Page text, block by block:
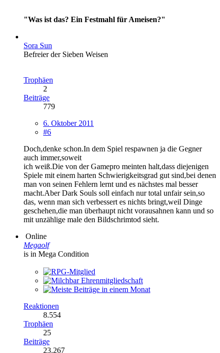
"Was ist das? Ein Festmahl für Ameisen?"
Sora Sun
Befreier der Sieben Weisen
Trophäen
2
Beiträge
779
6. Oktober 2011
#6
Doch,denke schon.In dem Spiel respawnen ja die Gegner
auch immer,soweit
ich weiß.Die von der Gamepro meinten halt,dass diejenigen
Spiele mit einem harten Schwierigkeitsgrad gut sind,bei denen
man von seinen Fehlern lernt und es nächstes mal besser
macht.Aber Dark Souls soll einfach nur total unfair sein,so
das, wenn man sich verbessert es nichts bringt,weil Dinge
geschehen,die man überhaupt nicht vorausahnen kann und so
mit unzählige male den Bildschrimtod sieht.
Online
Megaolf
is in Mega Condition
Reaktionen
8.554
Trophäen
25
Beiträge
23.267